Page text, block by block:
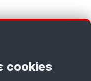
cookies